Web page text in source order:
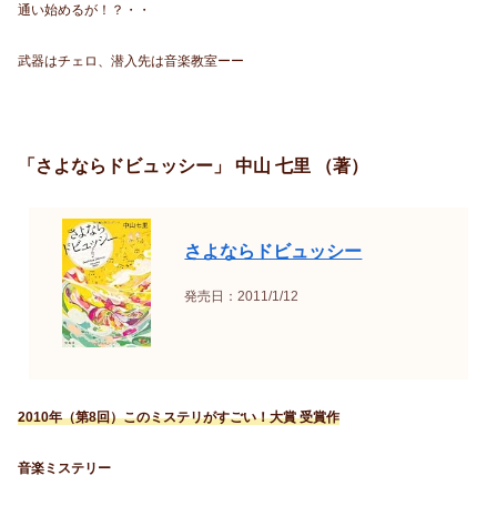
通い始めるが！？・・
武器はチェロ、潜入先は音楽教室ーー
「さよならドビュッシー」 中山 七里 （著）
さよならドビュッシー
発売日：2011/1/12
2010年（第8回）このミステリがすごい！大賞 受賞作
音楽ミステリー